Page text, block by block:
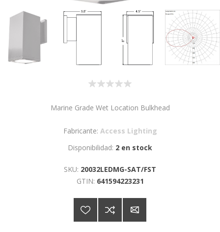
Marine Grade Wet Location Bulkhead
Fabricante: Access Lighting
Disponibilidad: 2 en stock
SKU: 20032LEDMG-SAT/FST
GTIN: 641594223231